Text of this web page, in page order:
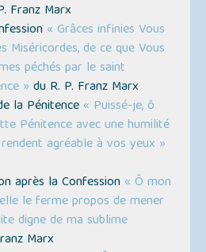
Franz Marx
« Grâces infinies Vous
Miséricordes, de ce que Vous
péchés par le saint
» du R. P. Franz Marx
la Pénitence « Puissé-je, ô
Pénitence avec une humilité
agréable à vos yeux »
après la Confession « Ô mon
le ferme propos de mener
digne de ma sublime
Marx